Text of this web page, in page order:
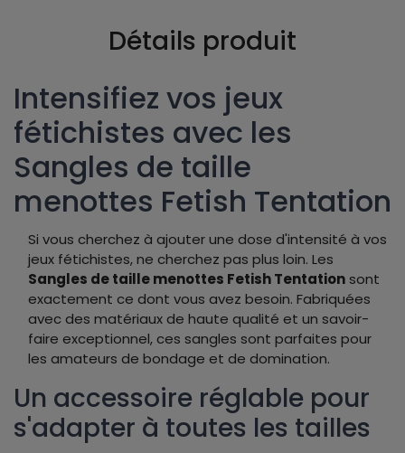
Détails produit
Intensifiez vos jeux
fétichistes avec les
Sangles de taille
menottes Fetish Tentation
Si vous cherchez à ajouter une dose d'intensité à vos
jeux fétichistes, ne cherchez pas plus loin. Les
Sangles de taille menottes Fetish Tentation sont
exactement ce dont vous avez besoin. Fabriquées
avec des matériaux de haute qualité et un savoir-
faire exceptionnel, ces sangles sont parfaites pour
les amateurs de bondage et de domination.
Un accessoire réglable pour
s'adapter à toutes les tailles